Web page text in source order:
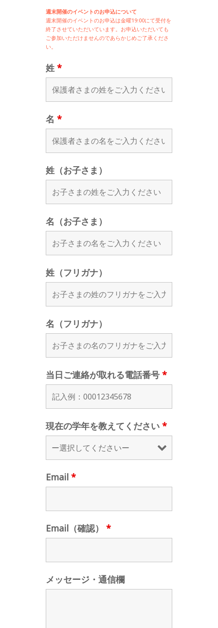
週末開催のイベントのお申込について
週末開催のイベントのお申込は金曜19:00にて受付を
終了させていただいています。お申込いただいても
ご参加いただけませんのであらかじめご了承くださ
い。
姓 *
名 *
姓（お子さま）
名（お子さま）
姓（フリガナ）
名（フリガナ）
当日ご連絡が取れる電話番号 *
現在の学年を教えてください *
Email *
Email（確認） *
メッセージ・通信欄